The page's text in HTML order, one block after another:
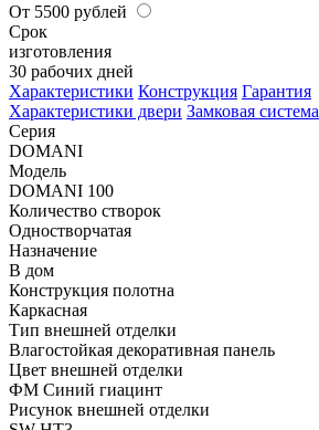
От 5500 рублей
Срок
изготовления
30 рабочих дней
Характеристики Конструкция Гарантия
Характеристики двери Замковая система
Серия
DOMANI
Модель
DOMANI 100
Количество створок
Одностворчатая
Назначение
В дом
Конструкция полотна
Каркасная
Тип внешней отделки
Влагостойкая декоративная панель
Цвет внешней отделки
ФМ Синий гиацинт
Рисунок внешней отделки